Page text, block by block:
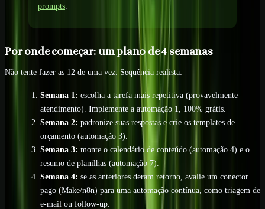
prompts
Por onde começar: um plano de 4 semanas
Não tente fazer as 12 de uma vez. Sequência realista:
Semana 1: escolha a tarefa mais repetitiva (provavelmente
atendimento). Implemente a automação 1, 100% grátis.
Semana 2: padronize suas respostas e crie os templates de
orçamento (automação 3).
Semana 3: monte o calendário de conteúdo (automação 4) e o
resumo de planilhas (automação 7).
Semana 4: se as anteriores deram retorno, avalie um conector
pago (Make/n8n) para uma automação contínua, como triagem de
e-mail ou follow-up.